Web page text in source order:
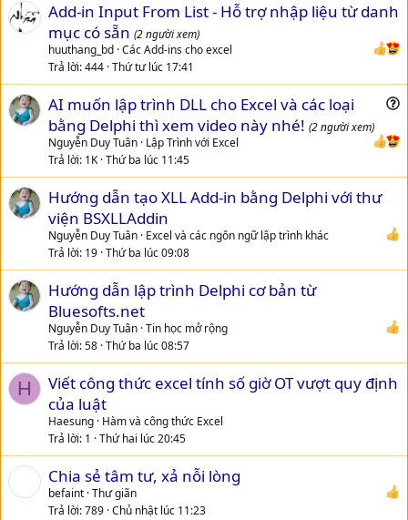
Add-in Input From List - Hỗ trợ nhập liệu từ danh
mục có sẵn (2 người xem)
huuthang_bd Các Add-ins cho excel
Trả lời 444 Thứ tư lúc 17:41
e
t
AI muốn lập trình DLL cho Excel và các loại
bằng Delphi thì xem video này nhé! (2 người xem)
Nguyễn Duy Tuân Lập Trình với Excel
Trả lời 1K Thứ ba lúc 11:45
Hướng dẫn tạo XLL Add-in bằng Delphi với thư
viện BSXLLAddin
Nguyễn Duy Tuân Excel và các ngôn ngữ lập trình khác
Trả lời 19 Thứ ba lúc 09:08
Hướng dẫn lập trình Delphi cơ bản từ
Bluesofts.net
Nguyễn Duy Tuân Tin học mở rộng
Trả lời 58 Thứ ba lúc 08:57
H
Viết công thức excel tính số giờ OT vượt quy định
của luật
Haesung Hàm và công thức Excel
Trả lời 1 Thứ hai lúc 20:45
Chia sẻ tâm tư, xả nỗi lòng
befaint Thư giãn
Trả lời 789 Chủ nhật lúc 11:23